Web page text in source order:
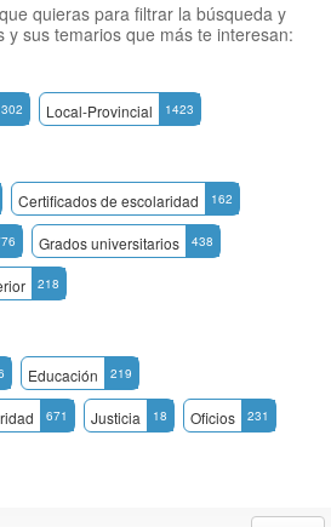
quieras para filtrar la búsqueda y
y sus temarios que más te interesan:
302 Local-Provincial 1423
Certificados de escolaridad 162
Grados universitarios 438
218
Educación 219
671 Justicia 18 Oficios 231